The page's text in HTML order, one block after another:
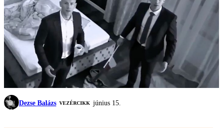
Dezse Balázs VEZÉRCIKK június 15.